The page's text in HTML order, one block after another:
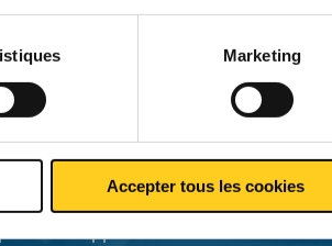
Marketing
Accepter tous les cookies